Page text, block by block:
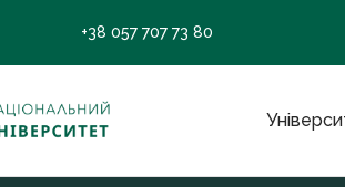
+38 057 707 73 80